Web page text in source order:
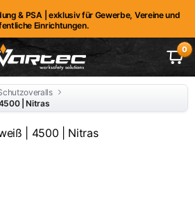
& PSA | exklusiv für Gewerbe, Vereine und
Einrichtungen.
0
| Nitras